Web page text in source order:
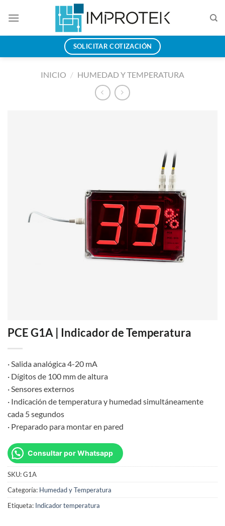
SOLICITAR COTIZACIÓN
INICIO / HUMEDAD Y TEMPERATURA
PCE G1A | Indicador de Temperatura
· Salida analógica 4-20 mA
· Dígitos de 100 mm de altura
· Sensores externos
· Indicación de temperatura y humedad simultáneamente
cada 5 segundos
· Preparado para montar en pared
Consultar por Whatsapp
SKU:G1A
Categoría: Humedad y Temperatura
Etiqueta: Indicador temperatura